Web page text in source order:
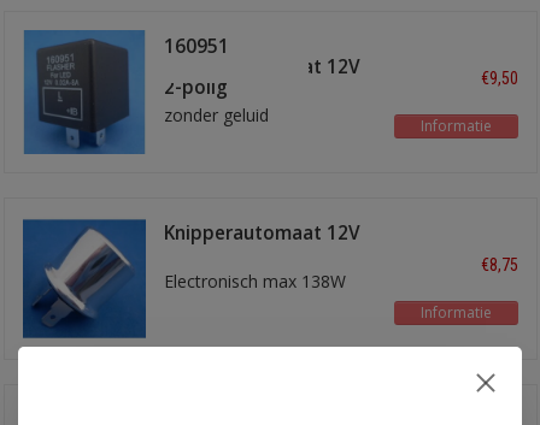
160951
knipperautomaat 12V
2-polig
zonder geluid
€9,50
Informatie
Knipperautomaat 12V
Electronisch max 138W
€8,75
Informatie